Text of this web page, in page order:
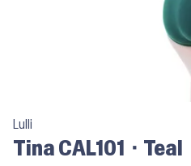
Lulli
Tina CAL101 ⬝ Teal